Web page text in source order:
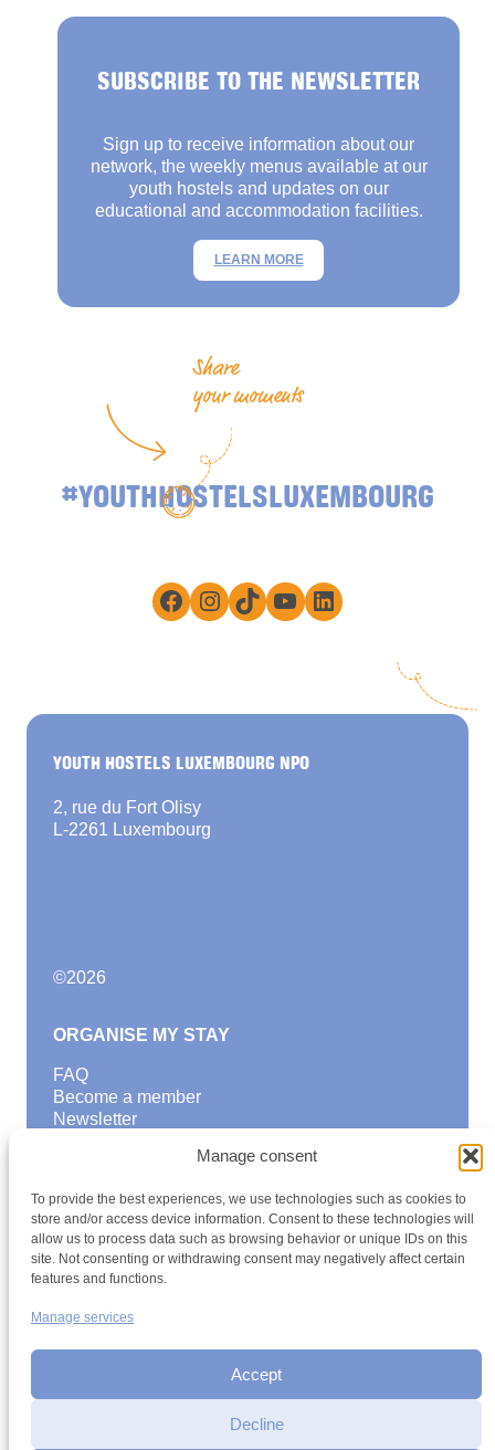
Manage consent
To provide the best experiences, we use technologies such as cookies to
store and/or access device information. Consent to these technologies will
allow us to process data such as browsing behavior or unique IDs on this
site. Not consenting or withdrawing consent may negatively affect certain
features and functions.
Manage services
Accept
Decline
SUBSCRIBE TO THE NEWSLETTER
Sign up to receive information about our
network, the weekly menus available at our
youth hostels and updates on our
educational and accommodation facilities.
LEARN MORE
Share
your moments
#YOUTHHOSTELSLUXEMBOURG
Facebook
Instagram
TikTokYouTube
LinkedIn
YOUTH HOSTELS LUXEMBOURG NPO
2, rue du Fort Olisy
L-2261 Luxembourg
©2026
ORGANISE MY STAY
FAQ
Become a member
Newsletter
Find a youth hostel
Discover activities
School Trips and group excursions
Teambuilding
Youth Hostels Luxembourg NPO